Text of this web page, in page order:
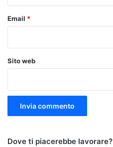
Email *
Sito web
Dove ti piacerebbe lavorare?